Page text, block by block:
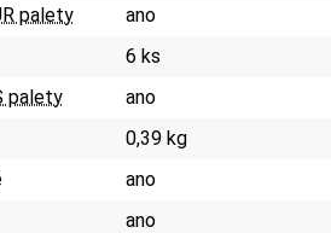
palety
ano
6 ks
palety
ano
0,39 kg
ano
ano